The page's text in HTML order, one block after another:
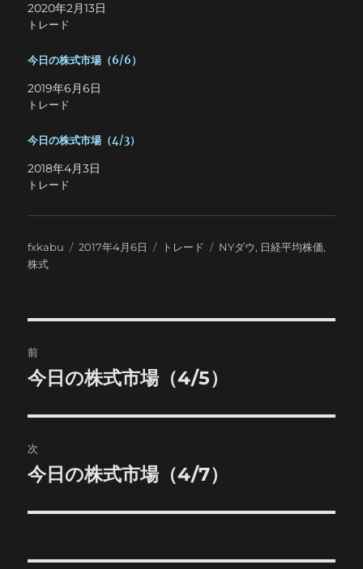
2020年2月13日
トレード
今日の株式市場（6/6）
2019年6月6日
トレード
今日の株式市場（4/3）
2018年4月3日
トレード
投
稿
fxkabu
投
2017年4月6日
カ
トレード
タ
NYダウ, 日経平均株価,
株式
稿
ビ
ゲ
ー
前
前
投
稿:
今日の株式市場（4/5）
次
次
投
今日の株式市場（4/7）